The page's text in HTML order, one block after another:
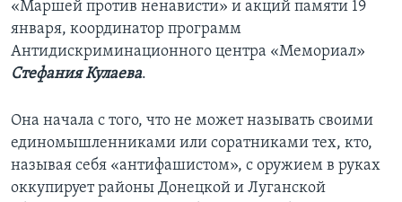
«Маршей против ненависти» и акций памяти 19
января, координатор программ
Антидискриминационного центра «Мемориал»
Стефания Кулаева.
Она начала с того, что не может называть своими
единомышленниками или соратниками тех, кто,
называя себя «антифашистом», с оружием в руках
оккупирует районы Донецкой и Луганской